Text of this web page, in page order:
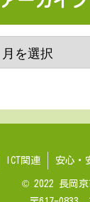
ICT関連 安心・
© 2022